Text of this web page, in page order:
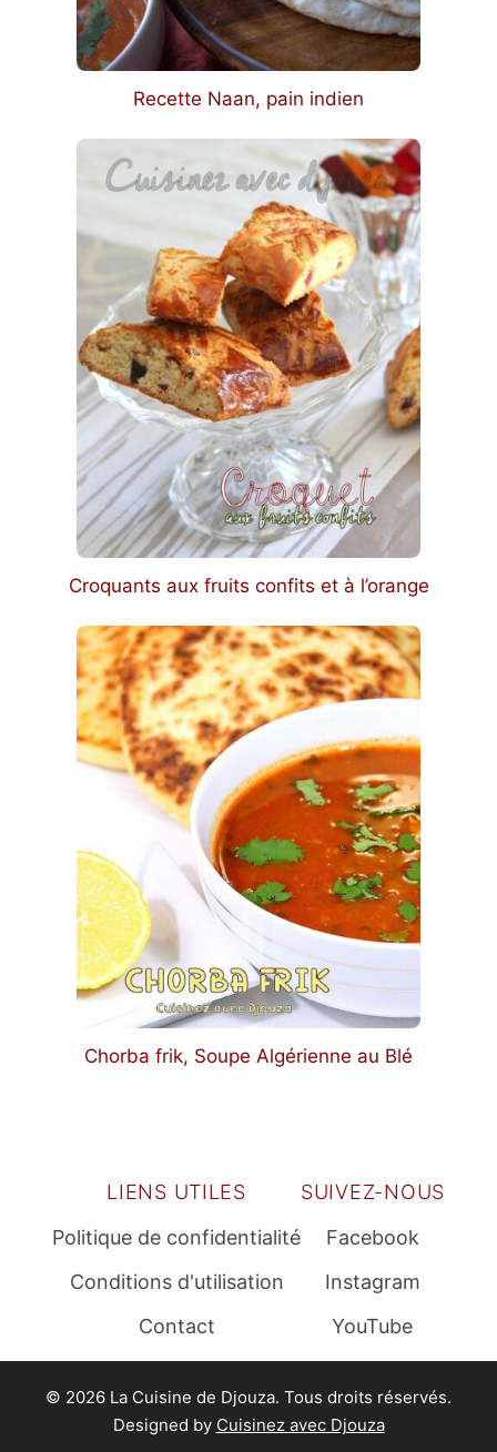
Recette Naan, pain indien
Croquants aux fruits confits et à l’orange
Chorba frik, Soupe Algérienne au Blé
LIENS UTILES
Politique de confidentialité
Conditions d'utilisation
Contact
SUIVEZ-NOUS
Facebook
Instagram
YouTube
© 2026 La Cuisine de Djouza. Tous droits réservés.
Designed by Cuisinez avec Djouza